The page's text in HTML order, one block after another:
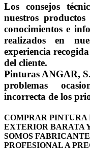
Los consejos
nuestros productos
conocimientos e
realizados en
experiencia
del cliente.
Pinturas ANGAR,
problemas
incorrecta de los
COMPRAR PINTURA
EXTERIOR BARATA
SOMOS
PROFESIONAL A